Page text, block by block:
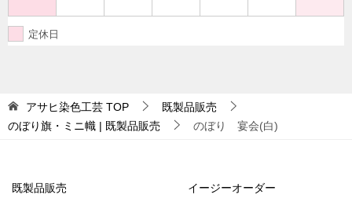
定休日
アサヒ染色工芸 TOP
既製品販売
のぼり旗・ミニ幟 | 既製品販売
のぼり 宴会(白)
既製品販売 イージーオーダー